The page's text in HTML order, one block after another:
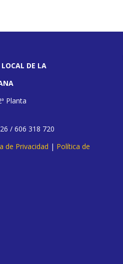
DE LA
Planta
/ 606 318 720
de Privacidad | Política de